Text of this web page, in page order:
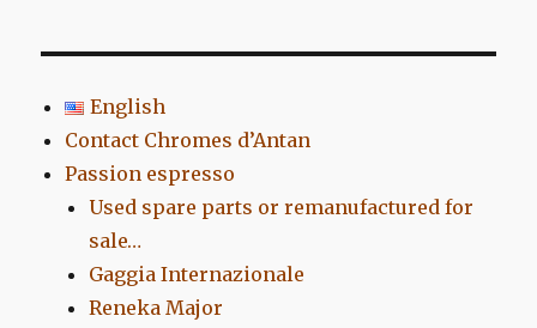
English
Contact Chromes d’Antan
Passion espresso
Used spare parts or remanufactured for
sale…
Gaggia Internazionale
Reneka Major